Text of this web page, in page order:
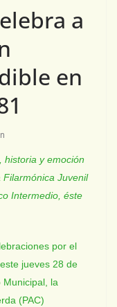
a
en
historia y emoción
Juvenil
Intermedio, éste
por el
jueves 28 de
Municipal, la
(PAC)